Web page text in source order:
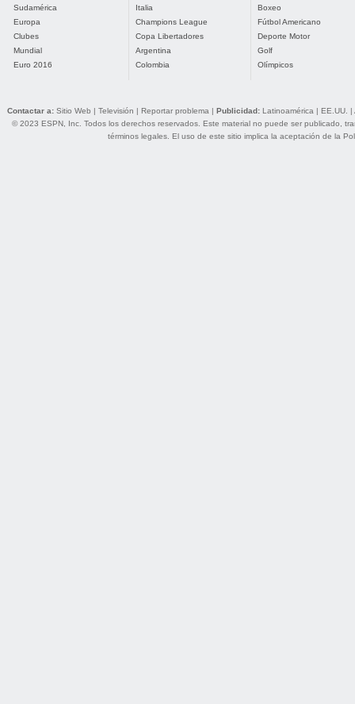
Sudamérica
Europa
Clubes
Mundial
Euro 2016
Italia
Champions League
Copa Libertadores
Argentina
Colombia
Boxeo
Fútbol Americano
Deporte Motor
Golf
Olímpicos
Contactar a: Sitio Web | Televisión | Reportar problema | Publicidad: Latinoamérica | EE.UU. |
© 2023 ESPN, Inc. Todos los derechos reservados. Este material no puede ser publicado,
términos legales. El uso de este sitio implica la aceptación de la